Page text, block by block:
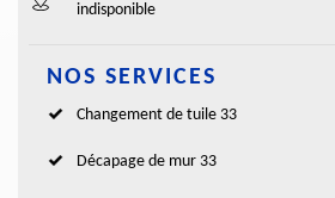
indisponible
NOS SERVICES
Changement de tuile 33
Décapage de mur 33